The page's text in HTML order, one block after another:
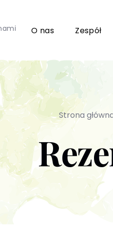
O nas Zespół
Grupy wsparcia i TUSy
Poradnictwo
Psychoterapia par i
Terapia uzależnień (PL /
Strona